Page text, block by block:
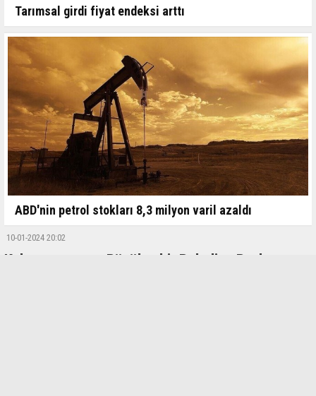
Tarımsal girdi fiyat endeksi arttı
ABD'nin petrol stokları 8,3 milyon varil azaldı
10-01-2024 20:02
Kahramanmaraş Büyükşehir Belediye Başkan